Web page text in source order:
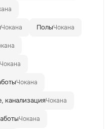
Чокана ПолыЧокана
Чокана
Чокана
канализацияЧокана
Чокана